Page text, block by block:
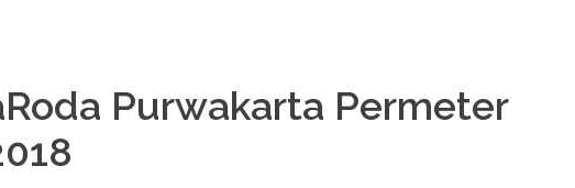
Purwakarta Permeter